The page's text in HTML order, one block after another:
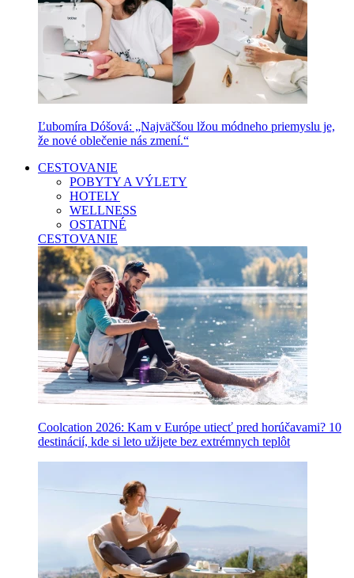
Ľubomíra Dóšová: „Najväčšou lžou módneho priemyslu je,
že nové oblečenie nás zmení.“
CESTOVANIE
POBYTY A VÝLETY
HOTELY
WELLNESS
OSTATNÉ
CESTOVANIE
Coolcation 2026: Kam v Európe utiecť pred horúčavami? 10
destinácií, kde si leto užijete bez extrémnych teplôt